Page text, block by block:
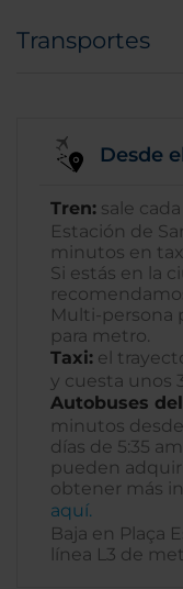
Transportes
Desde
Tren: sale
Estación de
minutos en
Si estás en la
Multi-persona
para metro.
Taxi: el
y cuesta unos
Autobuses
minutos
días de 5:35
pueden
obtener más
aquí.
Baja en Plaça
línea L3 de